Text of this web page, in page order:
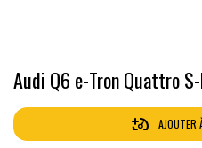
Audi Q6 e-Tron Quattro
AJOUTER